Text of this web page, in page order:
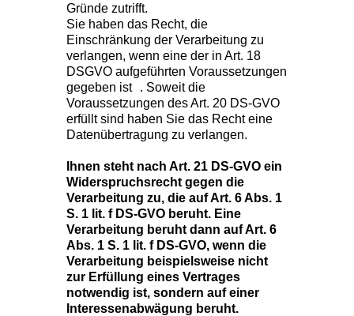
Gründe zutrifft.
Sie haben das Recht, die
Einschränkung der Verarbeitung zu
verlangen, wenn eine der in Art. 18
DSGVO aufgeführten Voraussetzungen
gegeben ist . Soweit die
Voraussetzungen des Art. 20 DS-GVO
erfüllt sind haben Sie das Recht eine
Datenübertragung zu verlangen.
Ihnen steht nach Art. 21 DS-GVO ein
Widerspruchsrecht gegen die
Verarbeitung zu, die auf Art. 6 Abs. 1
S. 1 lit. f DS-GVO beruht. Eine
Verarbeitung beruht dann auf Art. 6
Abs. 1 S. 1 lit. f DS-GVO, wenn die
Verarbeitung beispielsweise nicht
zur Erfüllung eines Vertrages
notwendig ist, sondern auf einer
Interessenabwägung beruht.